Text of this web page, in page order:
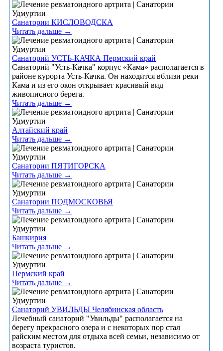
Санатории КИСЛОВОДСКА
Читать дальше →
Санаторий УСТЬ-КАЧКА Пермский край
Санаторий "Усть-Качка" корпус «Кама» располагается в
районе курорта Усть-Качка. Он находится вблизи реки
Кама и из его окон открывает красивый вид
живописного берега.
Читать дальше →
Алтайский край
Читать дальше →
Санатории ПЯТИГОРСКА
Читать дальше →
Санатории ПОДМОСКОВЬЯ
Читать дальше →
Башкирия
Читать дальше →
Пермский край
Читать дальше →
Санаторий УВИЛЬДЫ Челябинская область
Лечебный санаторий "Увильды" располагается на
берегу прекрасного озера и с некоторых пор стал
райским местом для отдыха всей семьи, независимо от
возраста туристов.